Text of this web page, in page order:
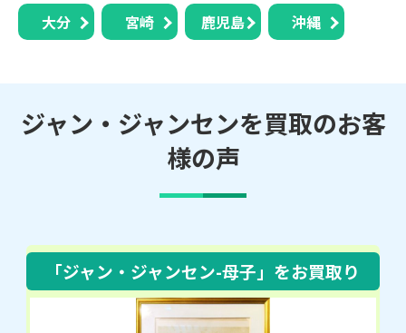
大分 宮崎 鹿児島 沖縄
ジャン・ジャンセンを買取のお客
様の声
「ジャン・ジャンセン-母子」 をお買取り